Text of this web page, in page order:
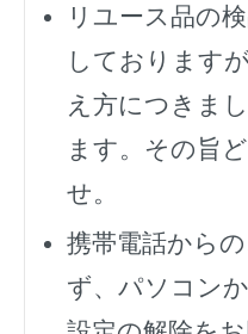
リユース品の
しております
え方につきま
ます。その旨
せ。
携帯電話から
ず、 パソコン